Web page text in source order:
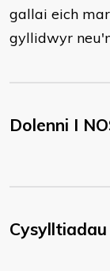
gallai eich
gyllidwyr
Dolenni I